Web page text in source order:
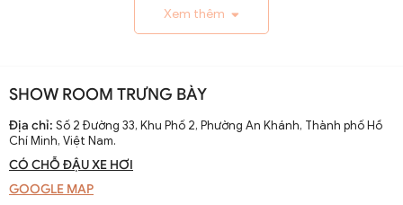
pháp thông gió hiệu quả ở các khu vực nhiệt đới. Ban đầu
được làm thủ công và chạy bằng điện từ pin, chúng
nhanh chóng phát triển với sự tiến bộ của công nghệ
điện.
Sự thay đổi và cải tiến qua các thập kỷ
Xem thêm
SHOW ROOM TRƯNG BÀY
Địa chỉ: Số 2 Đường 33, Khu Phố 2, Phường An Khánh, Thành phố Hồ
Chí Minh, Việt Nam.
CÓ CHỖ ĐẬU XE HƠI
GOOGLE MAP